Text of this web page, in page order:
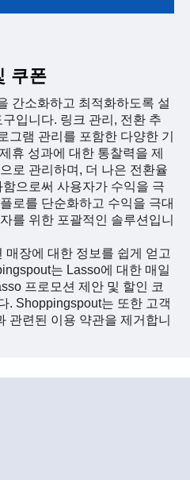
쿠폰
간소화하고 최적화하도록 설
입니다. 링크 관리, 전환 추
그램 관리를 포함한 다양한 기
휴 성과에 대한 통찰력을 제
로 관리하며, 더 나은 전환율
으로써 사용자가 수익을 극
로를 단순화하고 수익을 극대
를 위한 포괄적인 솔루션입니
장에 대한 정보를 쉽게 얻고
는 Lasso에 대한 매일
프로모션 제안 및 할인 코
. Shoppingspout는 또한 고객
관련된 이용 약관을 제거합니